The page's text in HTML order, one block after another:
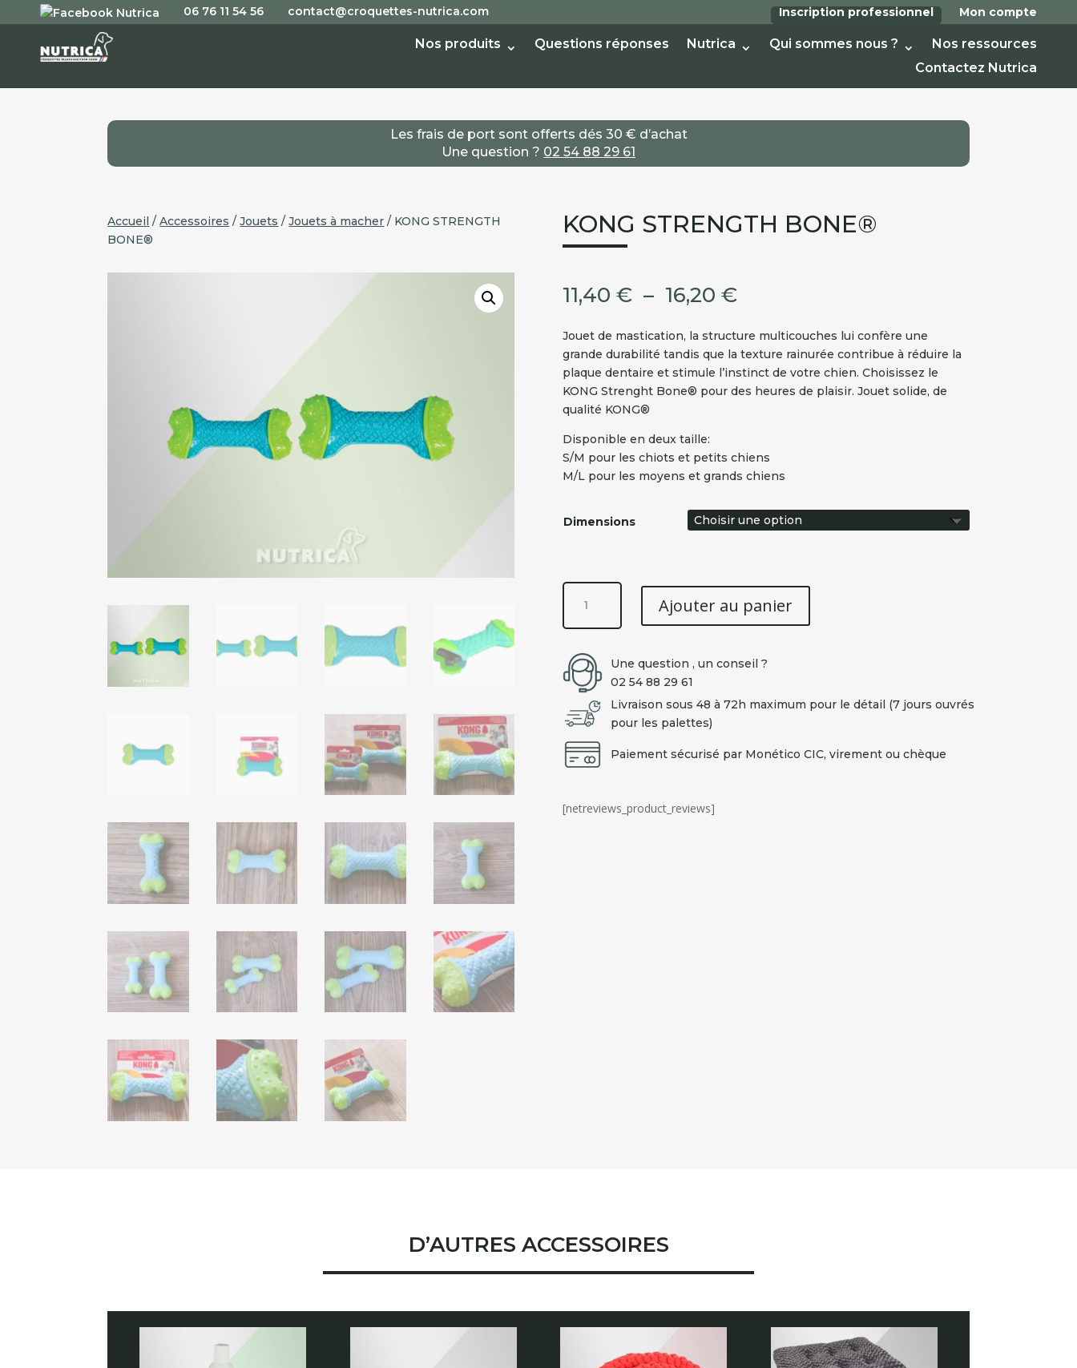
06 76 11 54 56 contact@croquettes-nutrica.com Inscription professionnel Mon compte
Nos produits Questions réponses Nutrica Qui sommes nous ?
Nos ressources
Contactez Nutrica
Les frais de port sont offerts dés 30 € d’achat
Une question ? 02 54 88 29 61
Accueil /Accessoires /Jouets /Jouets à macher / KONG STRENGTH
BONE®
KONG STRENGTH BONE®
11,40 € – 16,20 €Plage
prix :
11,40 €
à
16,20 €
Jouet de mastication, la structure multicouches lui confère une
grande durabilité tandis que la texture rainurée contribue à réduire la
plaque dentaire et stimule l’instinct de votre chien. Choisissez le
KONG Strenght Bone® pour des heures de plaisir. Jouet solide, de
qualité KONG®
Disponible en deux taille:
S/M pour les chiots et petits chiens
M/L pour les moyens et grands chiens
Dimensions
quantité
KONG
BONE®
Ajouter au panier
Une question , un conseil ?
02 54 88 29 61
Livraison sous 48 à 72h maximum pour le détail (7 jours ouvrés
pour les palettes)
Paiement sécurisé par Monético CIC, virement ou chèque
[netreviews_product_reviews]
D’AUTRES ACCESSOIRES